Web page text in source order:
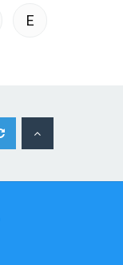
E